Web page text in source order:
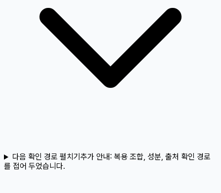
다음 확인 경로 펼치기 추가 안내: 복용 조합, 성분, 출처 확인 경로
를 접어 두었습니다.